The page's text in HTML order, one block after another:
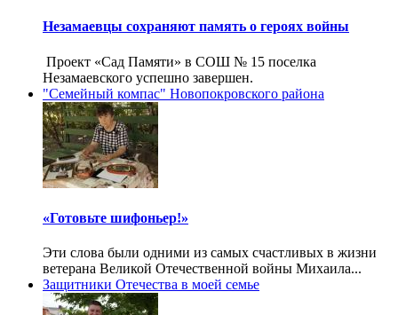
Незамаевцы сохраняют память о героях войны
Проект «Сад Памяти» в СОШ № 15 поселка
Незамаевского успешно завершен.
"Семейный компас" Новопокровского района
«Готовьте шифоньер!»
Эти слова были одними из самых счастливых в жизни
ветерана Великой Отечественной войны Михаила...
Защитники Отечества в моей семье